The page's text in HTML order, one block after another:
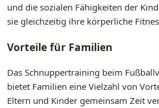
und die sozialen Fähigkeiten der
sie gleichzeitig ihre körperliche
Vorteile für Familien
Das Schnuppertraining beim
bietet Familien eine Vielzahl von
Eltern und Kinder gemeinsam Zeit